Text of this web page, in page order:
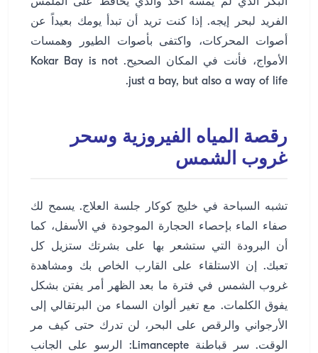
الفريد لبحر إيجه. إذا كنت تريد أن تبدأ يومك بعيداً عن
أصوات المحركات، واكتفى بأصوات الطيور وهمسات
الأمواج، فأنت في المكان الصحيح. Kokar Bay is not
just a bay, but also a way of life.
رقصة المياه الفيروزية وسحر
غروب الشمس
تشبه السباحة في خليج كوكار جلسة العلاج. يسمح لك
صفاء الماء بإحصاء الحجارة الموجودة في الأسفل، كما
أن البرودة التي ستشعر بها على بشرتك ستزيل كل
تعبك. إن الاستلقاء على القارب الخاص بك ومشاهدة
غروب الشمس في فترة ما بعد الظهر أمر يفتن بشكل
يفوق الكلمات. مع تغير ألوان السماء من البرتقالي إلى
الأرجواني والرقص على البحر، لن تدرك حتى كيف مر
الوقت. سر قباطنة Limancepte: الرسو على الجانب